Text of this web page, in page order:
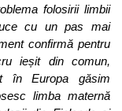
folosirii limbii
cu un pas mai
confirmă pentru
ieșit din comun,
în Europa găsim
limba maternă